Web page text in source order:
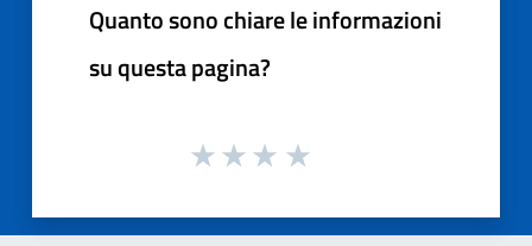
Quanto sono chiare le informazioni
su questa pagina?